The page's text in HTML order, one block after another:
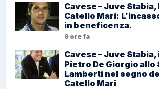
Cavese – Juve
Catello Mari:
in beneficenza.
9 ore fa
Cavese – Juve
Pietro De Giorgio allo
Lamberti nel segno
Catello Mari